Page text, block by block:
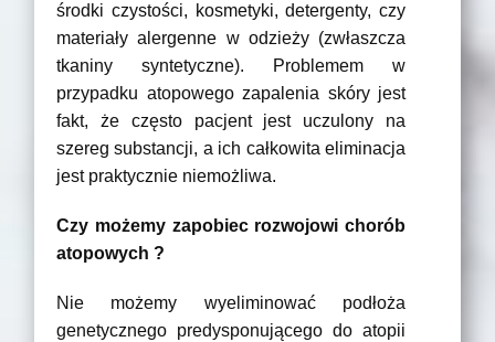
środki czystości, kosmetyki, detergenty, czy
materiały alergenne w odzieży (zwłaszcza
tkaniny syntetyczne). Problemem w
przypadku atopowego zapalenia skóry jest
fakt, że często pacjent jest uczulony na
szereg substancji, a ich całkowita eliminacja
jest praktycznie niemożliwa.
Czy możemy zapobiec rozwojowi chorób
atopowych ?
Nie możemy wyeliminować podłoża
genetycznego predysponującego do atopii